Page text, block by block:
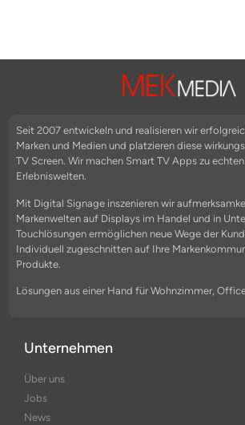
Seit 2007 entwickeln und realisieren wir
Marken und Medien und platzieren diese
TV Screen. Wir machen Smart TV Apps zu
Erlebniswelten.
Mit Digital Signage inszenieren wir
Markenwelten auf Displays im Handel und in
Touchlösungen ermöglichen neue Wege der
Individuell zugeschnitten auf Ihre
Produkte.
Lösungen aus einer Hand für Wohnzimmer,
Unternehmen
Über uns
Jobs
News